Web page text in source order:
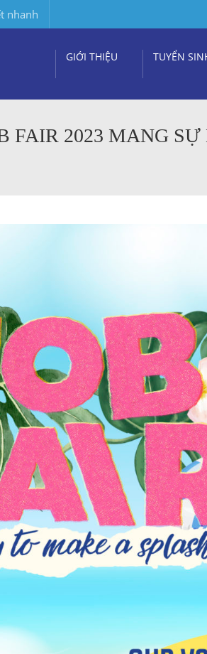
nhanh
GIỚI THIỆU TUYỂN
FAIR 2023 MANG